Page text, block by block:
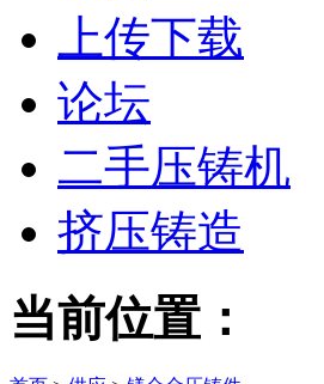
上传下载
论坛
二手压铸机
挤压铸造
当前位置：